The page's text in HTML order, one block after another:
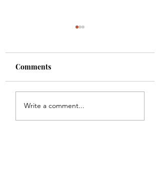
الطريقة الصحيحة لتحفيز
Comments
Write a comment...